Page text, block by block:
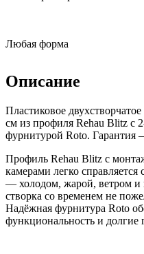
Любая форма
Описание
Пластиковое
см из профиля Rehau Blitz с
фурнитурой Roto. Гарантия
Профиль Rehau Blitz с
камерами легко
— холодом, жарой, ветром
створка со временем не
Надёжная фурнитура Roto
функциональность и